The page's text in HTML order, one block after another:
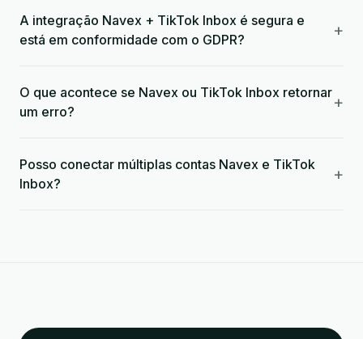
A integração Navex + TikTok Inbox é segura e
está em conformidade com o GDPR?
+
O que acontece se Navex ou TikTok Inbox retornar
um erro?
+
Posso conectar múltiplas contas Navex e TikTok
Inbox?
+